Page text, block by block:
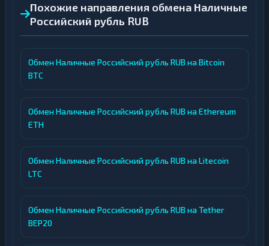
Похожие направления обмена Наличные
Российский рубль RUB
Обмен Наличные Российский рубль RUB на Bitcoin
BTC
Обмен Наличные Российский рубль RUB на Ethereum
ETH
Обмен Наличные Российский рубль RUB на Litecoin
LTC
Обмен Наличные Российский рубль RUB на Tether
BEP20